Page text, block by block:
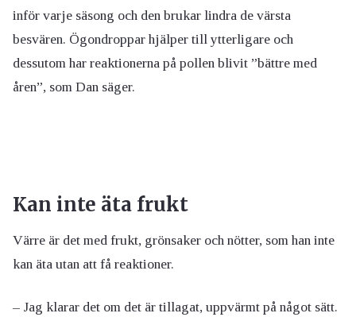
inför varje säsong och den brukar lindra de värsta
besvären. Ögondroppar hjälper till ytterligare och
dessutom har reaktionerna på pollen blivit ”bättre med
åren”, som Dan säger.
Kan inte äta frukt
Värre är det med frukt, grönsaker och nötter, som han inte
kan äta utan att få reaktioner.
– Jag klarar det om det är tillagat, uppvärmt på något sätt.